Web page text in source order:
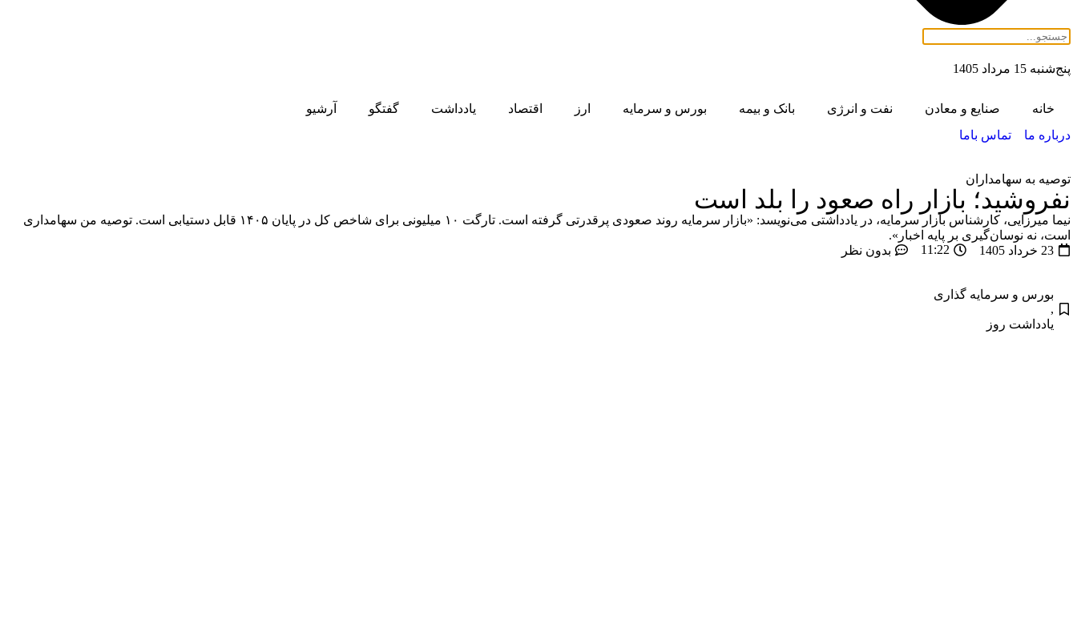
پنج‌شنبه 15 مرداد 1405
خانه صنایع و معادن نفت و انرژی بانک و بیمه بورس و سرمایه ارز اقتصاد یادداشت گفتگو
آرشیو
درباره ما
تماس باما
توصیه به سهامداران
نفروشید؛ بازار راه صعود را بلد است
نیما میرزایی، کارشناس بازار سرمایه، در یادداشتی می‌نویسد: «بازار سرمایه روند صعودی پرقدرتی گرفته است. تارگت ۱۰ میلیونی برای شاخص کل در پایان ۱۴۰۵ قابل دستیابی است. توصیه من سهامداری
است، نه نوسان‌گیری بر پایه اخبار».
23 خرداد 1405
11:22 بدون نظر
بورس و سرمایه گذاری
,
یادداشت روز